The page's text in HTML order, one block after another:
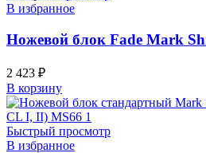
В избранное
Ножевой блок Fade Mark
2 423 ₽
В корзину
Быстрый просмотр
В избранное